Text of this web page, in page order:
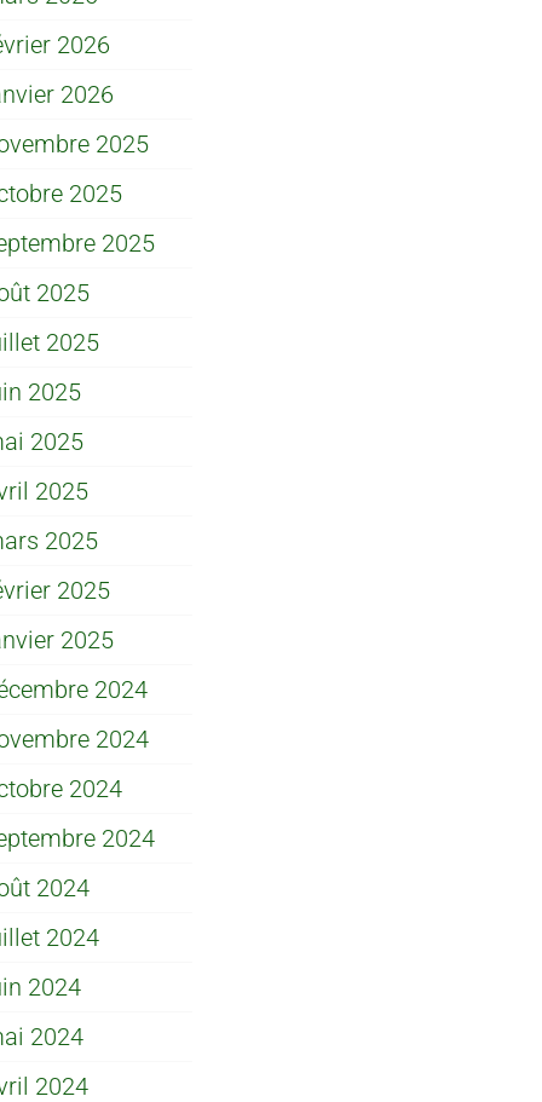
2026
2026
2025
2025
2025
2025
2025
2025
2025
2025
2025
2025
2025
2024
2024
2024
2024
2024
2024
2024
2024
2024